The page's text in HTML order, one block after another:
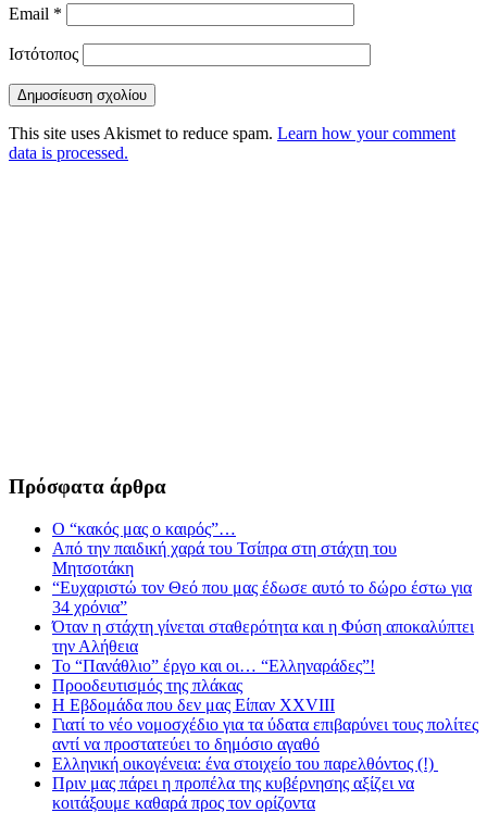
Email *
Ιστότοπος
This site uses Akismet to reduce spam. Learn how your comment
data is processed.
Πρόσφατα άρθρα
Ο “κακός μας ο καιρός”…
Από την παιδική χαρά του Τσίπρα στη στάχτη του
Μητσοτάκη
“Ευχαριστώ τον Θεό που μας έδωσε αυτό το δώρο έστω για
34 χρόνια”
Όταν η στάχτη γίνεται σταθερότητα και η Φύση αποκαλύπτει
την Αλήθεια
Το “Πανάθλιο” έργο και οι… “Ελληναράδες”!
Προοδευτισμός της πλάκας
Η Εβδομάδα που δεν μας Είπαν XXVIII
Γιατί το νέο νομοσχέδιο για τα ύδατα επιβαρύνει τους πολίτες
αντί να προστατεύει το δημόσιο αγαθό
Ελληνική οικογένεια: ένα στοιχείο του παρελθόντος (!)
Πριν μας πάρει η προπέλα της κυβέρνησης αξίζει να
κοιτάξουμε καθαρά προς τον ορίζοντα